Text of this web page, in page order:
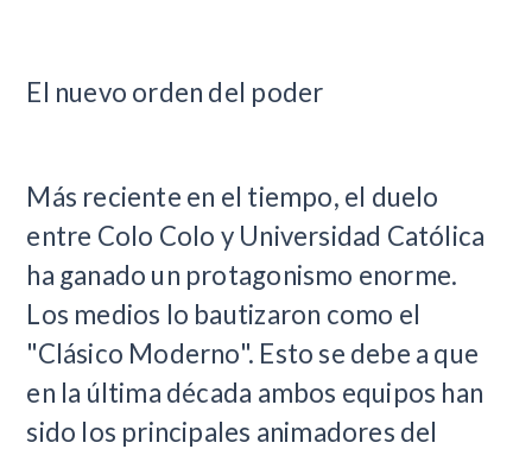
El nuevo orden del poder
Más reciente en el tiempo, el duelo
entre Colo Colo y Universidad Católica
ha ganado un protagonismo enorme.
Los medios lo bautizaron como el
"Clásico Moderno". Esto se debe a que
en la última década ambos equipos han
sido los principales animadores del